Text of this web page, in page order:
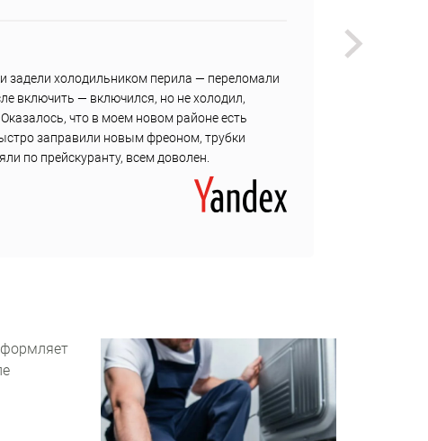
задели холодильником перила — переломали
включить — включился, но не холодил,
что в моем новом районе есть
заправили новым фреоном, трубки
по прейскуранту, всем доволен.